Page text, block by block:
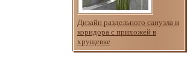
Дизайн раздельного санузла и
коридора с прихожей в
хрущевке